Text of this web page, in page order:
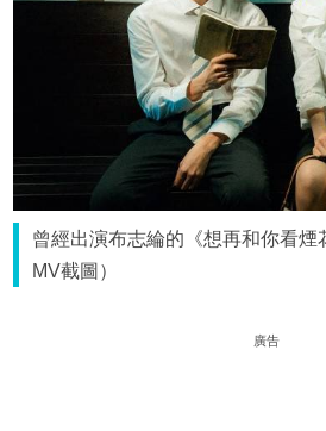
曾經出演布志綸的《想再和你看煙
MV截圖）
廣告